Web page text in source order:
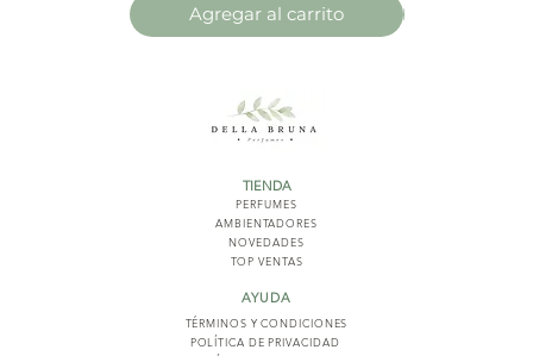
Agregar al carrito
TIENDA
PERFUMES
AMBIENTADORES
NOVEDADES
TOP VENTAS
AYUDA
TÉRMINOS Y CONDICIONES
POLÍTICA DE PRIVACIDAD